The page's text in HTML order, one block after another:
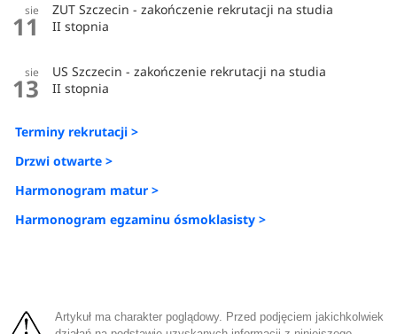
sie
11
ZUT Szczecin - zakończenie rekrutacji na studia
II stopnia
sie
13
US Szczecin - zakończenie rekrutacji na studia
II stopnia
Terminy rekrutacji >
Drzwi otwarte >
Harmonogram matur >
Harmonogram egzaminu ósmoklasisty >
Artykuł ma charakter poglądowy. Przed podjęciem jakichkolwiek